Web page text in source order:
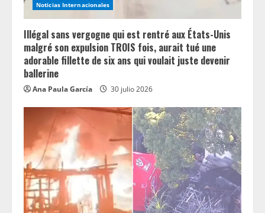
Noticias Internacionales
Illégal sans vergogne qui est rentré aux États-Unis
malgré son expulsion TROIS fois, aurait tué une
adorable fillette de six ans qui voulait juste devenir
ballerine
Ana Paula García 30 julio 2026